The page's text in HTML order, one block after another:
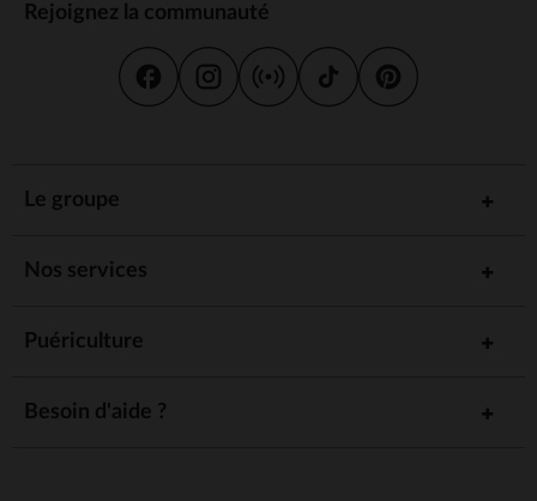
Rejoignez la communauté
Le groupe
Nos services
Puériculture
Besoin d'aide ?